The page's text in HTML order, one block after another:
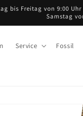
bis Freitag von 9:00
Samstag
Service Fossil